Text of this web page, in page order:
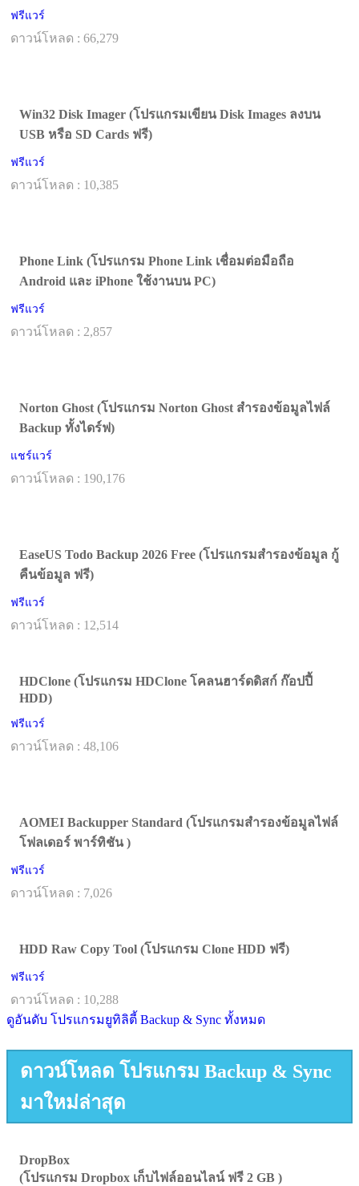
ฟรีแวร์
ดาวน์โหลด : 66,279
Win32 Disk Imager (โปรแกรมเขียน Disk Images ลงบน
USB หรือ SD Cards ฟรี)
ฟรีแวร์
ดาวน์โหลด : 10,385
Phone Link (โปรแกรม Phone Link เชื่อมต่อมือถือ
Android และ iPhone ใช้งานบน PC)
ฟรีแวร์
ดาวน์โหลด : 2,857
Norton Ghost (โปรแกรม Norton Ghost สำรองข้อมูลไฟล์
Backup ทั้งไดร์ฟ)
แชร์แวร์
ดาวน์โหลด : 190,176
EaseUS Todo Backup 2026 Free (โปรแกรมสำรองข้อมูล กู้
คืนข้อมูล ฟรี)
ฟรีแวร์
ดาวน์โหลด : 12,514
HDClone (โปรแกรม HDClone โคลนฮาร์ดดิสก์ ก๊อปปี้
HDD)
ฟรีแวร์
ดาวน์โหลด : 48,106
AOMEI Backupper Standard (โปรแกรมสำรองข้อมูลไฟล์
โฟลเดอร์ พาร์ทิชัน )
ฟรีแวร์
ดาวน์โหลด : 7,026
HDD Raw Copy Tool (โปรแกรม Clone HDD ฟรี)
ฟรีแวร์
ดาวน์โหลด : 10,288
ดูอันดับ โปรแกรมยูทิลิตี้ Backup & Sync ทั้งหมด
ดาวน์โหลด โปรแกรม Backup & Sync
มาใหม่ล่าสุด
DropBox
(โปรแกรม Dropbox เก็บไฟล์ออนไลน์ ฟรี 2 GB )